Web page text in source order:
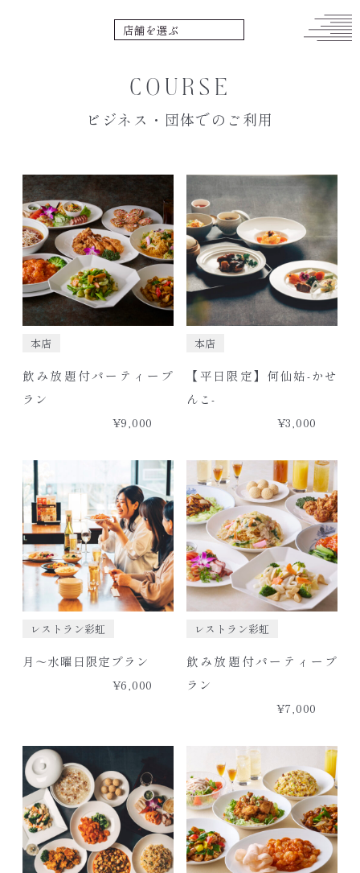
COURSE
ビジネス・団体でのご利用
本店
飲み放題付パーティープ
ラン
¥9,000
本店
【平日限定】何仙姑-かせ
んこ-
¥3,000
レストラン彩虹
月～水曜日限定プラン
¥6,000
レストラン彩虹
飲み放題付パーティープ
ラン
¥7,000